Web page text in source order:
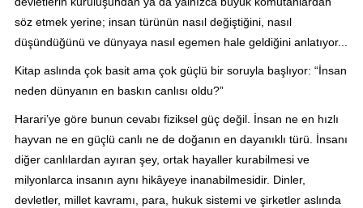
söz etmek yerine; insan türünün nasıl değiştiğini, nasıl
düşündüğünü ve dünyaya nasıl egemen hale geldiğini anlatıyor...
Kitap aslında çok basit ama çok güçlü bir soruyla başlıyor: “İnsan
neden dünyanın en baskın canlısı oldu?”
Harari’ye göre bunun cevabı fiziksel güç değil. İnsan ne en hızlı
hayvan ne en güçlü canlı ne de doğanın en dayanıklı türü. İnsanı
diğer canlılardan ayıran şey, ortak hayaller kurabilmesi ve
milyonlarca insanın aynı hikâyeye inanabilmesidir. Dinler,
devletler, millet kavramı, para, hukuk sistemi ve şirketler aslında